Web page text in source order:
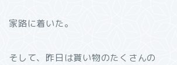
家路に着いた。
そして、昨日は貰い物のたくさんの